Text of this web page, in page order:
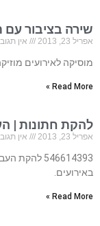
שירה בציבור עם
אפריל 23, 2013 אין
מוסיקה לאירועים
Read More »
להקת חתונות |
אפריל 23, 2013 אין
546614393
באירועים.
Read More »